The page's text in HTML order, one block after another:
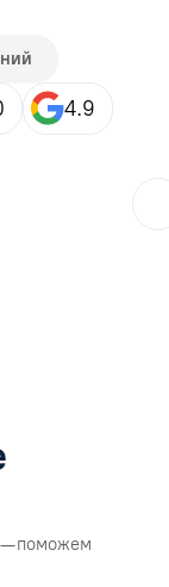
4.9
поможем